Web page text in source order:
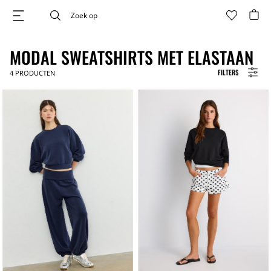
FILTERS
MODAL SWEATSHIRTS MET ELASTAAN
4 PRODUCTEN